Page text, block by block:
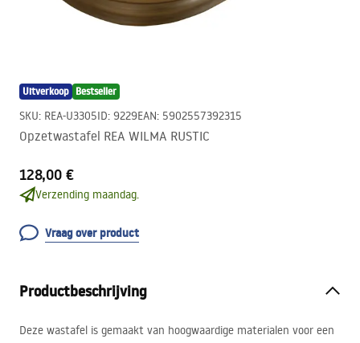
Uitverkoop Bestseller
SKU: REA-U3305ID: 9229EAN: 5902557392315
Opzetwastafel REA WILMA RUSTIC
128,00 €
Verzending maandag.
Vraag over product
Productbeschrijving
Deze wastafel is gemaakt van hoogwaardige materialen voor een